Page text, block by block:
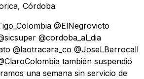
Córdoba
@ElNegrovicto
@cordoba_al_dia
@laotracara_co @JoseLBerrocall
también suspendió
una semana sin servicio de